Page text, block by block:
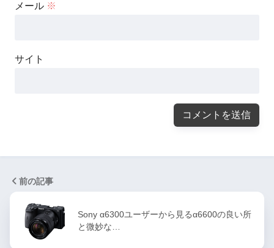
メール ※
サイト
前の記事
Sony α6300ユーザーから見るα6600の良い所
と微妙な…